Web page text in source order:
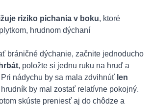
riziko pichania v boku, ktoré
hrudnom dýchaní
bráničné dýchanie, začnite jednoducho
, položte si jednu ruku na hruď a
nádychu by sa mala zdvihnúť len
hrudník by mal zostať relatívne pokojný.
skúste preniesť aj do chôdze a